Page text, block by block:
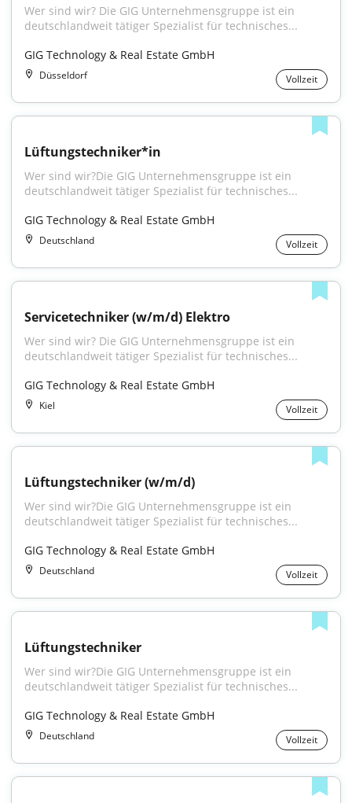
Wer sind wir? Die GIG Unternehmensgruppe ist ein
deutschlandweit tätiger Spezialist für technisches...
GIG Technology & Real Estate GmbH
Düsseldorf Vollzeit
Lüftungstechniker*in
Wer sind wir?Die GIG Unternehmensgruppe ist ein
deutschlandweit tätiger Spezialist für technisches...
GIG Technology & Real Estate GmbH
Deutschland Vollzeit
Servicetechniker (w/m/d) Elektro
Wer sind wir? Die GIG Unternehmensgruppe ist ein
deutschlandweit tätiger Spezialist für technisches...
GIG Technology & Real Estate GmbH
Kiel Vollzeit
Lüftungstechniker (w/m/d)
Wer sind wir?Die GIG Unternehmensgruppe ist ein
deutschlandweit tätiger Spezialist für technisches...
GIG Technology & Real Estate GmbH
Deutschland Vollzeit
Lüftungstechniker
Wer sind wir?Die GIG Unternehmensgruppe ist ein
deutschlandweit tätiger Spezialist für technisches...
GIG Technology & Real Estate GmbH
Deutschland Vollzeit